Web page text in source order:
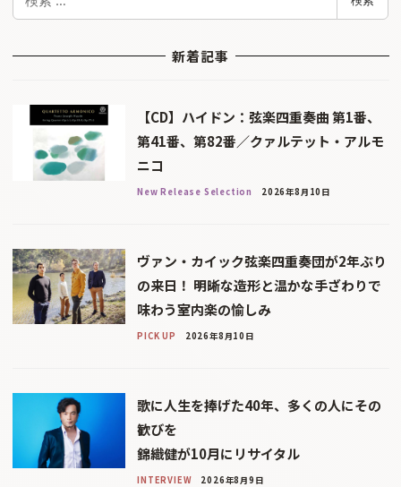
新着記事
【CD】ハイドン：弦楽四重奏曲 第1番、
第41番、第82番／クァルテット・アルモ
ニコ
New Release Selection 2026年8月10日
ヴァン・カイック弦楽四重奏団が2年ぶり
の来日！ 明晰な造形と温かな手ざわりで
味わう室内楽の愉しみ
PICK UP 2026年8月10日
歌に人生を捧げた40年、多くの人にその
歓びを
錦織健が10月にリサイタル
INTERVIEW 2026年8月9日